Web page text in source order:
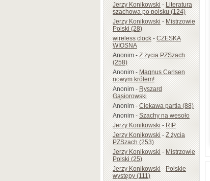
Jerzy Konikowski-Literatura
szachowa po polsku (124)
Jerzy Konikowski-Mistrzowie
Polski (28)
wireless clock-CZESKA
WIOSNA
Anonim-Z życia PZSzach
(258)
Anonim-Magnus Carlsen
nowym królem!
Anonim-Ryszard
Gąsiorowski
Anonim-Ciekawa partia (88)
Anonim-Szachy na wesoło
Jerzy Konikowski-RIP
Jerzy Konikowski-Z życia
PZSzach (253)
Jerzy Konikowski-Mistrzowie
Polski (25)
Jerzy Konikowski-Polskie
występy (111)